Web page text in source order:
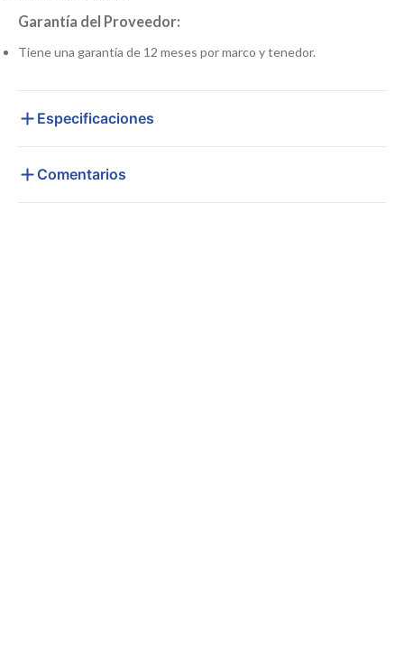
Garantía del Proveedor:
Tiene una garantía de 12 meses por marco y tenedor.
Especificaciones
Comentarios